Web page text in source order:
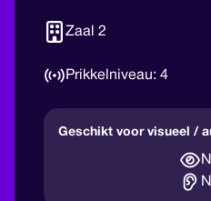
Zaal 2
4
Geschikt voor visueel /